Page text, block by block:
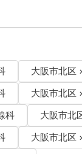
大阪市北区
大阪市北区
科
大阪市北
大阪市北区